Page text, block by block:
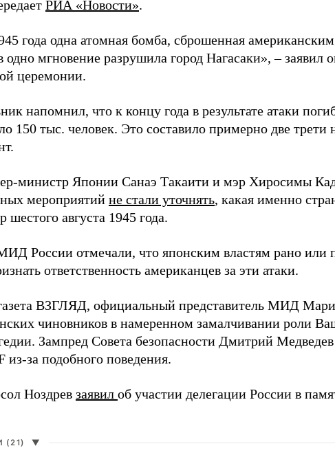
РИА «Новости».
года одна атомная бомба, сброшенная
одно мгновение разрушила город Нагасаки», – заявил
церемонии.
напомнил, что к концу года в результате атаки
150 тыс. человек. Это составило примерно две трети
министр Японии Санаэ Такаити и мэр Хиросимы
мероприятий не стали уточнять, какая именно
шестого августа 1945 года.
России отмечали, что японским властям рано или
ответственность американцев за эти атаки.
ВЗГЛЯД, официальный представитель МИД
чиновников в намеренном замалчивании роли
Зампред Совета безопасности Дмитрий Медведев
из-за подобного поведения.
Ноздрев заявил об участии делегации России в
(21) ▼